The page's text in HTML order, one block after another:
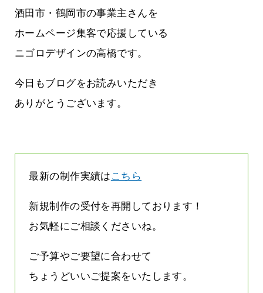
酒田市・鶴岡市の事業主さんを
ホームページ集客で応援している
ニゴロデザインの高橋です。
今日もブログをお読みいただき
ありがとうございます。
最新の制作実績は こちら
新規制作の受付を再開しております！
お気軽にご相談くださいね。
ご予算やご要望に合わせて
ちょうどいいご提案をいたします。
通信を持
なんです
ニゴロ通信８月号が届きました！まも
なくまちがい探しが変わります
2026.07.27